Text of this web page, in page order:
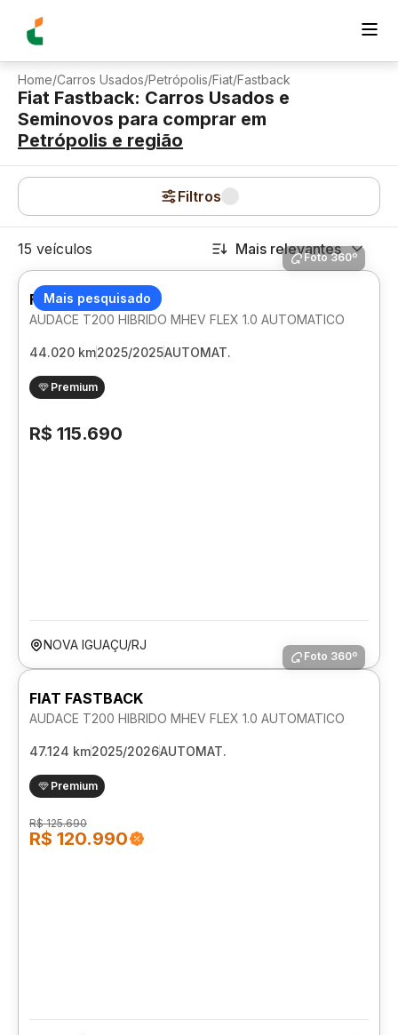
Home/Carros Usados/Petrópolis/Fiat/Fastback
Fiat Fastback: Carros Usados e
Seminovos para comprar em
Petrópolis e região
Filtros
15 veículos Mais relevantes
Mais pesquisado
Foto 360º
FIAT FASTBACK
AUDACE T200 HIBRIDO MHEV FLEX 1.0 AUTOMATICO
44.020 km2025/2025AUTOMAT.
Premium
R$ 115.690
NOVA IGUAÇU/RJ
Foto 360º
FIAT FASTBACK
AUDACE T200 HIBRIDO MHEV FLEX 1.0 AUTOMATICO
47.124 km2025/2026AUTOMAT.
Premium
R$ 125.690
R$ 120.990